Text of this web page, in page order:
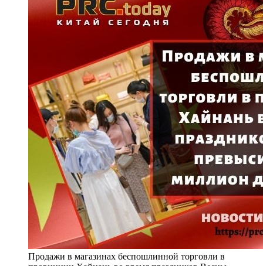
Продажи в магазинах беспошлинной торговли в